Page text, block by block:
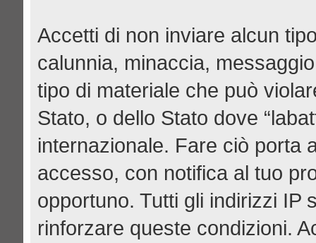
Accetti di non inviare alcun
calunnia, minaccia,
tipo di materiale che può
Stato, o dello Stato dove
internazionale. Fare ciò porta
accesso, con notifica al tuo
opportuno. Tutti gli indirizzi IP
rinforzare queste condizioni.